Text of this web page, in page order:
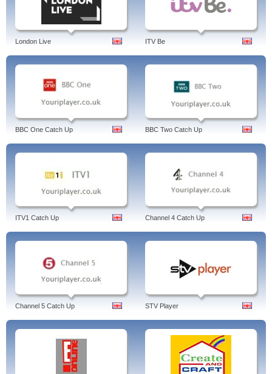
London Live ITV Be
BBC One Catch Up BBC Two Catch Up
ITV1 Catch Up Channel 4 Catch Up
Channel 5 Catch Up STV Player